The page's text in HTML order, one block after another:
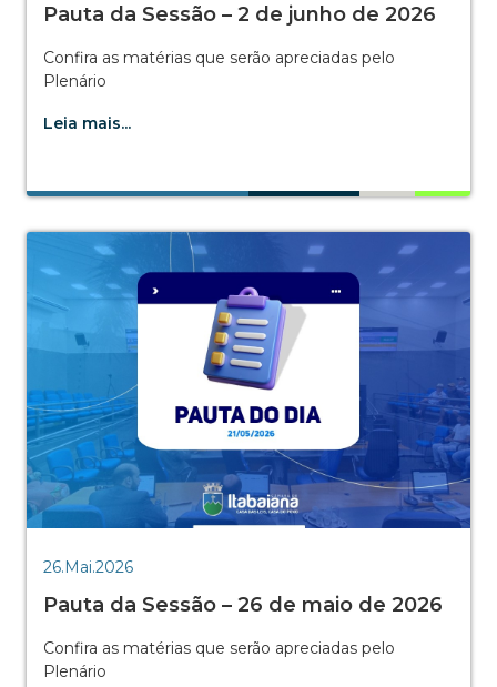
Pauta da Sessão – 2 de junho de 2026
Confira as matérias que serão apreciadas pelo
Plenário
Leia mais...
26.Mai.2026
Pauta da Sessão – 26 de maio de 2026
Confira as matérias que serão apreciadas pelo
Plenário